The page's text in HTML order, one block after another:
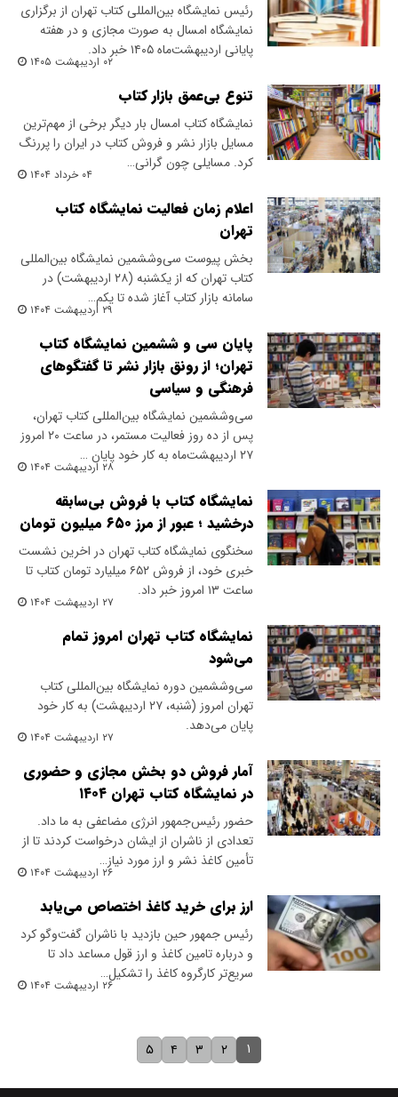
رئیس نمایشگاه بین‌المللی کتاب تهران از برگزاری
نمایشگاه امسال به صورت مجازی و در هفته
پایانی اردیبهشت‌ماه ۱۴۰۵ خبر داد.
۰۲ اردیبهشت ۱۴۰۵
تنوع بی‌عمق بازار کتاب
نمایشگاه کتاب امسال بار دیگر برخی از مهم‌ترین
مسایل بازار نشر و فروش کتاب در ایران را پررنگ
کرد. مسایلی چون گرانی…
۰۴ خرداد ۱۴۰۴
اعلام زمان فعالیت نمایشگاه کتاب
تهران
بخش پیوست سی‌وششمین نمایشگاه بین‌المللی
کتاب تهران که از یکشنبه (۲۸ اردیبهشت) در
سامانه بازار کتاب آغاز شده تا یکم…
۲۹ اردیبهشت ۱۴۰۴
پایان سی و ششمین نمایشگاه کتاب
تهران؛ از رونق بازار نشر تا گفتگوهای
فرهنگی و سیاسی
سی‌وششمین نمایشگاه بین‌المللی کتاب تهران،
پس از ده روز فعالیت مستمر، در ساعت ۲۰ امروز
۲۷ اردیبهشت‌ماه به کار خود پایان …
۲۸ اردیبهشت ۱۴۰۴
نمایشگاه کتاب با فروش بی‌سابقه
درخشید ؛ عبور از مرز ۶۵۰ میلیون تومان
سخنگوی نمایشگاه کتاب تهران در اخرین نشست
خبری خود، از فروش ۶۵۲ میلیارد تومان کتاب تا
ساعت ۱۳ امروز خبر داد.
۲۷ اردیبهشت ۱۴۰۴
نمایشگاه کتاب تهران امروز تمام
می‌شود
سی‌وششمین دوره نمایشگاه بین‌المللی کتاب
تهران امروز (شنبه، ۲۷ اردیبهشت) به کار خود
پایان می‌دهد.
۲۷ اردیبهشت ۱۴۰۴
آمار فروش دو بخش مجازی و حضوری
در نمایشگاه کتاب تهران ۱۴۰۴
حضور رئیس‌جمهور انرژی مضاعفی به ما داد.
تعدادی از ناشران از ایشان درخواست کردند تا از
تأمین کاغذ نشر و ارز مورد نیاز…
۲۶ اردیبهشت ۱۴۰۴
ارز برای خرید کاغذ اختصاص می‌یابد
رئیس جمهور حین بازدید با ناشران گفت‌وگو کرد
و درباره تامین کاغذ و ارز قول مساعد داد تا
سریع‌تر کارگروه کاغذ را تشکیل…
۲۶ اردیبهشت ۱۴۰۴
۱ ۲ ۳ ۴ ۵